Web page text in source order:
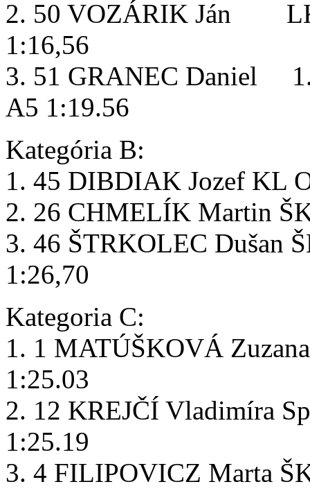
2. 50 VOZÁRIK Ján
1:16,56
3. 51 GRANEC Daniel
A5 1:19.56
Kategória B:
1. 45 DIBDIAK Jozef KL
2. 26 CHMELÍK Martin
3. 46 ŠTRKOLEC Dušan
1:26,70
Kategoria C:
1. 1 MATÚŠKOVÁ
1:25.03
2. 12 KREJČÍ Vladimíra
1:25.19
3. 4 FILIPOVICZ Marta